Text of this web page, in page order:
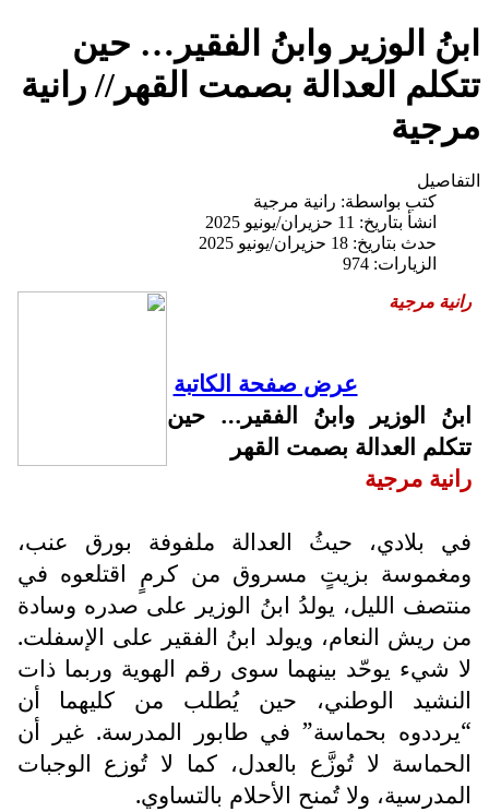
ابنُ الوزير وابنُ الفقير… حين
تتكلم العدالة بصمت القهر// رانية
مرجية
التفاصيل
كتب بواسطة: رانية مرجية
انشأ بتاريخ: 11 حزيران/يونيو 2025
حدث بتاريخ: 18 حزيران/يونيو 2025
الزيارات: 974
رانية مرجية
عرض صفحة الكاتبة
ابنُ الوزير وابنُ الفقير… حين
تتكلم العدالة بصمت القهر
رانية مرجية
في بلادي، حيثُ العدالة ملفوفة بورق عنب،
ومغموسة بزيتٍ مسروق من كرمٍ اقتلعوه في
منتصف الليل، يولدُ ابنُ الوزير على صدره وسادة
من ريش النعام، ويولد ابنُ الفقير على الإسفلت.
لا شيء يوحّد بينهما سوى رقم الهوية وربما ذات
النشيد الوطني، حين يُطلب من كليهما أن
“يرددوه بحماسة” في طابور المدرسة. غير أن
الحماسة لا تُوزَّع بالعدل، كما لا تُوزع الوجبات
المدرسية، ولا تُمنح الأحلام بالتساوي.